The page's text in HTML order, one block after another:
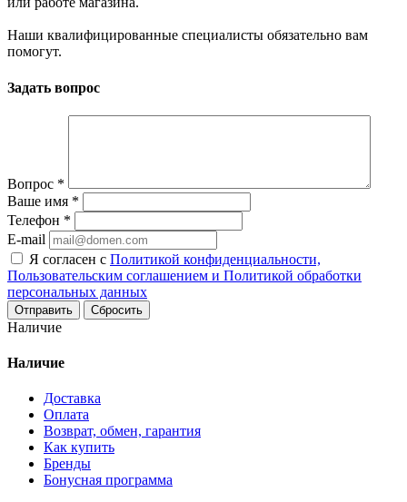
Наши квалифицированные специалисты обязательно вам
помогут.
Задать вопрос
Вопрос *
Ваше имя *
Телефон *
E-mail
Я согласен с Политикой конфиденциальности,
Пользовательским соглашением и Политикой обработки
персональных данных
Сбросить
Наличие
Наличие
Доставка
Оплата
Возврат, обмен, гарантия
Как купить
Бренды
Бонусная программа